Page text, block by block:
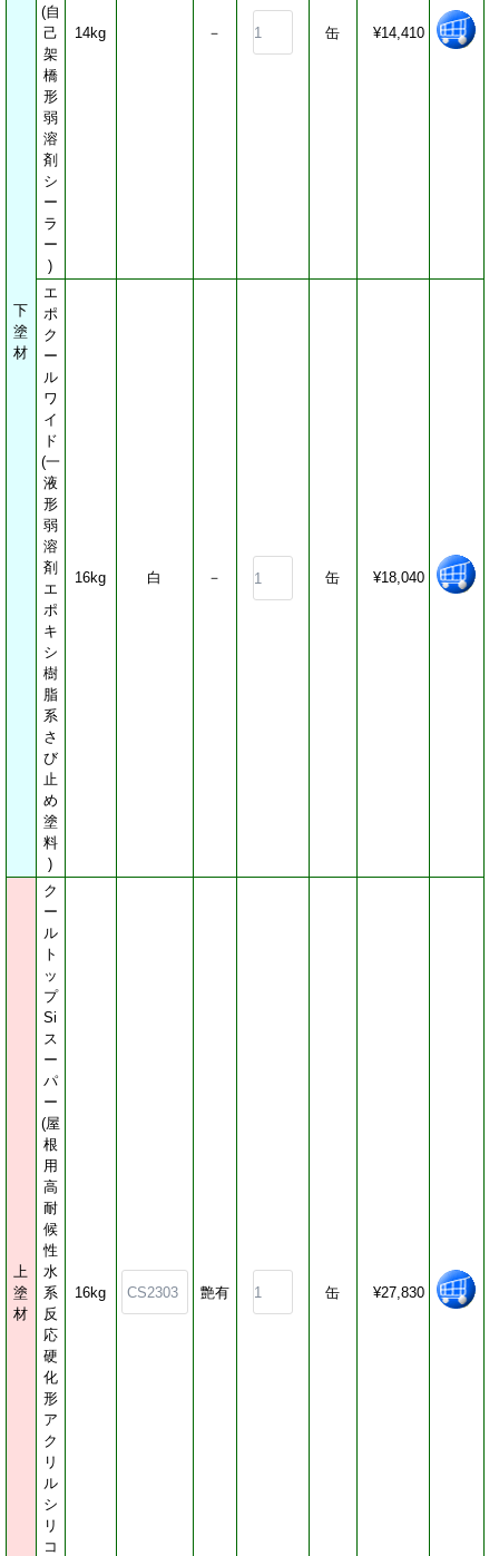
希釈材
密着用プライマー
塗料着色剤
洗浄剤
パテ類
コーキング
刷毛
ローラー・ハンドル
副資材
安全器具
工具・塗料機器
作業着
おすすめ材料
参考商品
ご注文方法
ご注文方法
お支払方法
送料について
特定商取引法に基づく
表示
個人情報の取扱い
よくあるご質問
業者様 ネット会員募集
業者様向けのネット会員募
集。お得価格でのご案内。
キャンペーン情報満載のメ
ルマガ購読などお得なネッ
ト会員募集中です。
ネット会員登録
ネット会員ログイン
PAINT-ESHOP
株式会社 堀江塗料
静岡県三島市梅名88-1
TEL：055-960-8021
下
塗
材
(自
己
架
橋
形
弱
溶
剤
シ
ー
ラ
ー
)
14kg － 缶 ¥14,410
エ
ポ
ク
ー
ル
ワ
イ
ド
(一
液
形
弱
溶
剤
エ
ポ
キ
シ
樹
脂
系
さ
び
止
め
塗
料
)
16kg 白 － 缶 ¥18,040
上
塗
材
ク
ー
ル
ト
ッ
プ
Si
ス
ー
パ
ー
(屋
根
用
高
耐
候
性
水
系
反
応
硬
化
形
ア
ク
リ
ル
シ
リ
コ
16kg 艶有 缶 ¥27,830